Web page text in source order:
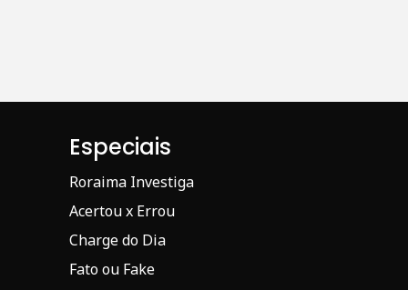
Especiais
Roraima Investiga
Acertou x Errou
Charge do Dia
Fato ou Fake